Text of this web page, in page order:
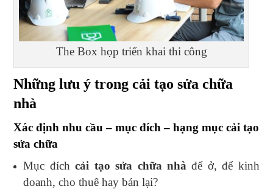
The Box họp triển khai thi công
Những lưu ý trong cải tạo sửa chữa
nhà
Xác định nhu cầu – mục đích – hạng mục cải tạo
sửa chữa
Mục đíchcải tạo sửa chữa nhàđể ở, để kinh
doanh, cho thuê hay bán lại?